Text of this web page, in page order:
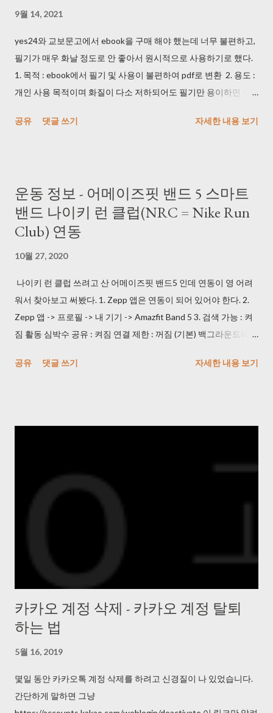
9월 14, 2021
yes24와 교보문고에서 ebook을 구매 해야 했는데 너무 불편하고,
필기가 매우 화날 정도로 안 좋아서 원시적으로 사용하기로 했다.
1. 목적 : ebook에서 필기 및 사용이 불편하여 pdf로 변환 2. 용도 :
개인 사용 목적이며 화질이 다소 저하되어도 필기만 용이하면 상
문에 프로그램으로는 촬영이 안 되는 것을 확인했다. (사실 개인 사
상이 있긴 해도 괜찮았다. (2) AutoClick.exe
> http://bestsoftwarecenter.blogspot.com/2011/02/autoclick-
22.html 이 걸로 잘 사용했다. 3초마다 한 번 클릭하도록 사용했다.
Video to JPG Converter >
https://www.dvdvideosoft.com/products/dvd/Free-Video-to-
JPG-Converter.htm (240826: 다운로드 시 정상적으로 되지 않아
서 URL 수정) 일 하면서 듀얼 모니터에 켜 놨는데 속도가 괜찮았다.
* Every frame 으로 사용해야 한다. 4) 중복 사진 제거해주는 프로
title=Main_Page 생각보다 느리니 퇴근시에 걸어놓고 가면 된다.
공유 댓글 쓰기 자세한 내용 보기
운동 정보 - 어메이즈핏 밴드 5 스마트
밴드 나이키 런 클럽(NRC = Nike Run
Club) 연동
10월 27, 2020
나이키 런 클럽 쓰려고 산 어메이즈핏 밴드5 인데 연동이 영 어려
워서 찾아보고 써봤다. 1. Zepp 앱은 연동이 되어 있어야 한다. 2.
Zepp 앱 -> 프로필 -> 내 기기 -> Amazfit Band 5 3. 검색 가능 : 켜
짐 활동 심박수 공유 : 켜짐 연결 제한 : 꺼짐 (기본) 백그라운드에서
-> 기기 5. 심박수 표시 -> 블루투스에서 AmazFit Band 5 누르고
공유 댓글 쓰기 자세한 내용 보기
카카오 계정 삭제 - 카카오 계정 탈퇴
하는 법
5월 16, 2019
몇일 동안 카카오톡 계정 삭제를 하려고 신경질이 나 있었습니다.
간단하게 말하면 그냥